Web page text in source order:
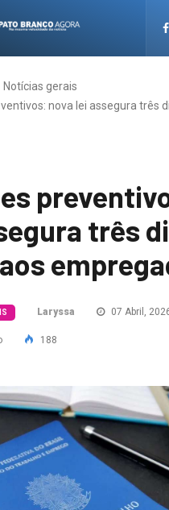
Notícias gerais
nova lei assegura três
três
Laryssa 07 Abril,
188